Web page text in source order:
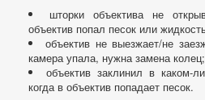
шторки объектива не
объектив попал песок или
объектив не выезжает/не
камера упала, нужна замена колец;
объектив заклинил в каком-
когда в объектив попадает песок.